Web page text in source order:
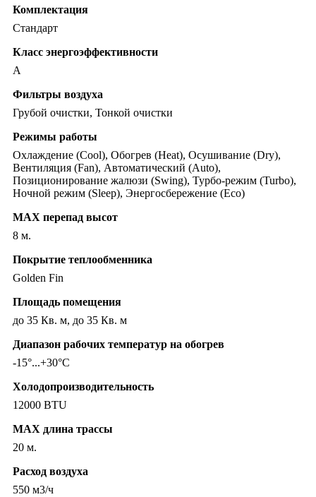
Комплектация
Стандарт
Класс энергоэффективности
A
Фильтры воздуха
Грубой очистки, Тонкой очистки
Режимы работы
Охлаждение (Cool), Обогрев (Heat), Осушивание (Dry),
Вентиляция (Fan), Автоматический (Auto),
Позиционирование жалюзи (Swing), Турбо-режим (Turbo),
Ночной режим (Sleep), Энергосбережение (Eco)
MAX перепад высот
8 м.
Покрытие теплообменника
Golden Fin
Площадь помещения
до 35 Кв. м, до 35 Кв. м
Диапазон рабочих температур на обогрев
-15°...+30°C
Холодопроизводительность
12000 BTU
MAX длина трассы
20 м.
Расход воздуха
550 м3/ч